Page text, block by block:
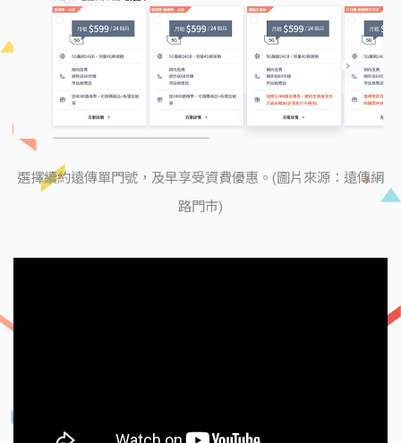
選擇續約遠傳單門號，及早享受資費優惠。(圖片來源：遠傳網
路門市)